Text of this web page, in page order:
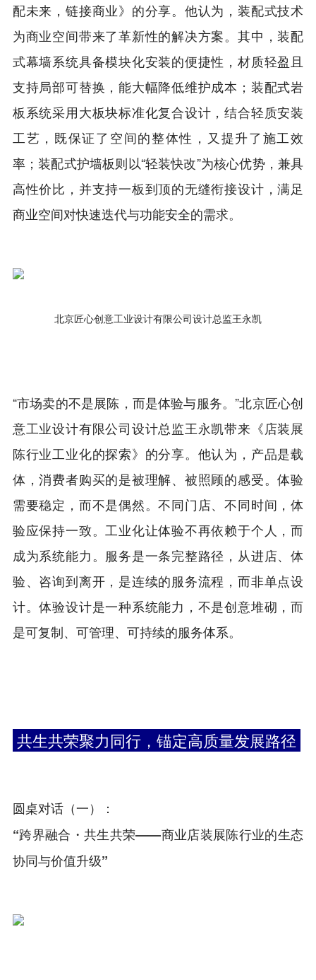
配未来，链接商业》的分享。他认为，装配式技术
为商业空间带来了革新性的解决方案。其中，装配
式幕墙系统具备模块化安装的便捷性，材质轻盈且
支持局部可替换，能大幅降低维护成本；装配式岩
板系统采用大板块标准化复合设计，结合轻质安装
工艺，既保证了空间的整体性，又提升了施工效
率；装配式护墙板则以“轻装快改”为核心优势，兼具
高性价比，并支持一板到顶的无缝衔接设计，满足
商业空间对快速迭代与功能安全的需求。
北京匠心创意工业设计有限公司设计总监王永凯
“市场卖的不是展陈，而是体验与服务。”北京匠心创
意工业设计有限公司设计总监王永凯带来《店装展
陈行业工业化的探索》的分享。他认为，产品是载
体，消费者购买的是被理解、被照顾的感受。体验
需要稳定，而不是偶然。不同门店、不同时间，体
验应保持一致。工业化让体验不再依赖于个人，而
成为系统能力。服务是一条完整路径，从进店、体
验、咨询到离开，是连续的服务流程，而非单点设
计。体验设计是一种系统能力，不是创意堆砌，而
是可复制、可管理、可持续的服务体系。
共生共荣聚力同行，锚定高质量发展路径
圆桌对话（一）：
“跨界融合・共生共荣——商业店装展陈行业的生态
协同与价值升级”